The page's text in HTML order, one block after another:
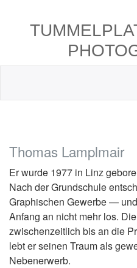
Thomas Lamplmair
Er wurde 1977 in Linz
Nach der Grundschule
Graphischen Gewerbe —
Anfang an nicht mehr los.
zwischenzeitlich bis an die
lebt er seinen Traum als
Nebenerwerb.